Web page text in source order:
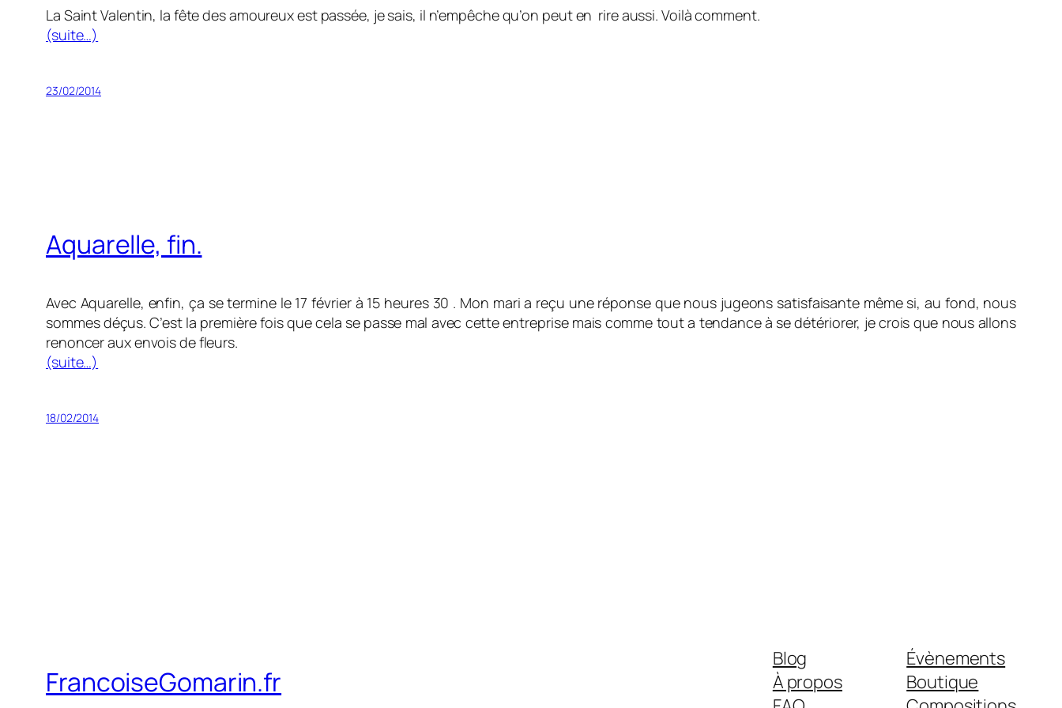
La Saint Valentin, la fête des amoureux est passée, je sais, il n’empêche qu’on peut en rire aussi. Voilà comment.
(suite…)
23/02/2014
Aquarelle, fin.
Avec Aquarelle, enfin, ça se termine le 17 février à 15 heures 30 . Mon mari a reçu une réponse que nous jugeons satisfaisante même si, au fond, nous
sommes déçus. C’est la première fois que cela se passe mal avec cette entreprise mais comme tout a tendance à se détériorer, je crois que nous allons
renoncer aux envois de fleurs.
(suite…)
18/02/2014
FrancoiseGomarin.fr
Blog
À propos
Évènements
Boutique